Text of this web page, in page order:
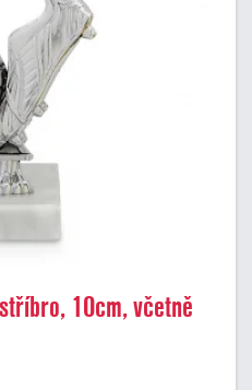
10cm, včetně